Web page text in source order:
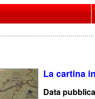
La cartina
Data